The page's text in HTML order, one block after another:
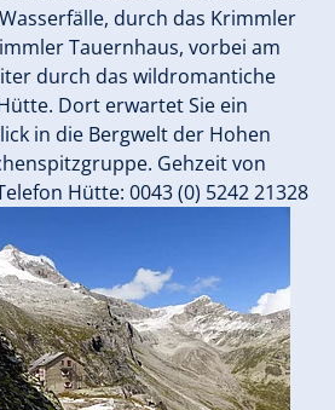
durch das Krimmler
Tauernhaus, vorbei am
durch das wildromantiche
Dort erwartet Sie ein
in die Bergwelt der Hohen
Gehzeit von
Hütte: 0043 (0) 5242 21328